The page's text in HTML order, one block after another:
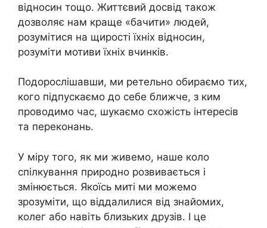
відносин тощо. Життєвий досвід також
дозволяє нам краще «бачити» людей,
розумітися на щирості їхніх відносин,
розуміти мотиви їхніх вчинків.
Подорослішавши, ми ретельно обираємо тих,
кого підпускаємо до себе ближче, з ким
проводимо час, шукаємо схожість інтересів
та переконань.
У міру того, як ми живемо, наше коло
спілкування природно розвивається і
змінюється. Якоїсь миті ми можемо
зрозуміти, що віддалилися від знайомих,
колег або навіть близьких друзів. І це